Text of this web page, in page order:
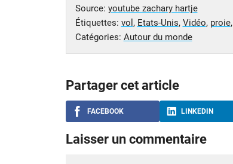
Source: youtube zachary hartje
Étiquettes: vol , Etats-Unis, Vidéo, proie,
Catégories: Autour du monde
Partager cet article
FACEBOOK LINKEDIN
Laisser un commentaire